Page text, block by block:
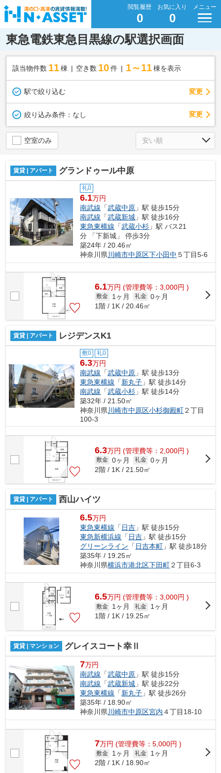
閲覧履歴
0
お気に入り
0
メニュー
東急電鉄東急目黒線の駅選択画面
該当物件数 11棟 空き数 10 件 1～11 棟を表示
駅で絞り込む 変更
絞り込み条件： なし 変更
空室のみ
賃貸 | アパート グランドゥール中原
礼0
6.1万円
南武線 「武蔵中原 」駅 徒歩15分
南武線 「武蔵新城 」駅 徒歩16分
東急東横線 「武蔵小杉 」駅 バス21
分 「下新城」 停歩3分
築24年 / 20.46㎡
神奈川県川崎市中原区下小田中 ５丁目5-6
6.1万円 (管理費等：3,000円 )
敷金 1ヶ月 礼金 0ヶ月
1階 / 1K / 20.46㎡
賃貸 | アパート レジデンスK1
敷0 礼0
6.3万円
南武線 「武蔵中原 」駅 徒歩13分
東急東横線 「新丸子 」駅 徒歩14分
南武線 「武蔵小杉 」駅 徒歩14分
築32年 / 21.50㎡
神奈川県 川崎市中原区小杉御殿町２丁目
100-3
6.3万円 (管理費等：2,000円 )
敷金 0ヶ月 礼金 0ヶ月
2階 / 1K / 21.50㎡
賃貸 | アパート 西山ハイツ
6.5万円
東急東横線 「 日吉 」駅 徒歩15分
東急新横浜線 「 日吉 」駅 徒歩15分
グリーンライン 「 日吉本町 」駅 徒歩18分
築35年 / 19.25㎡
神奈川県横浜市港北区下田町２丁目6-3
6.5万円 (管理費等：3,000円 )
敷金 1ヶ月 礼金
1ヶ月
1階 / 1K / 19.25㎡
賃貸 | マンション グレイスコート幸Ⅱ
7万円
南武線 「武蔵中原 」駅 徒歩15分
南武線 「武蔵新城 」駅 徒歩22分
東急東横線 「新丸子 」駅 徒歩26分
築35年 / 18.90㎡
神奈川県 川崎市中原区宮内 ４丁目18-10
7万円 (管理費等：5,000円 )
敷金 1ヶ月 礼金
1ヶ月
2階 / 1K / 18.90㎡